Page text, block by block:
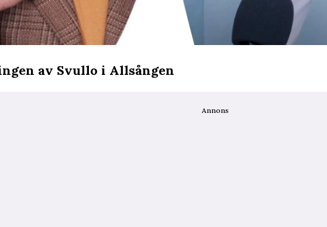
av Svullo i Allsången
Annons